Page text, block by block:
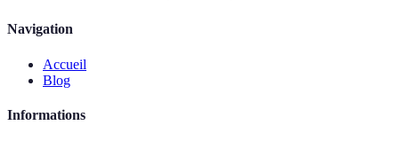
Navigation
Accueil
Blog
Informations